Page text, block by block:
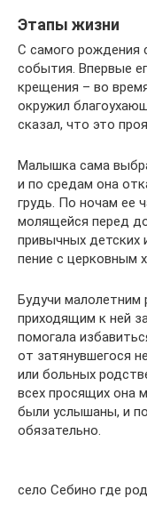
Этапы жизни
С самого рождения
события. Впервые
крещения – во
окружил
сказал, что это
Малышка сама
и по средам она
грудь. По ночам ее
молящейся перед
привычных детских
пение с церковным
Будучи малолетним
приходящим к ней
помогала
от затянувшегося
или больных
всех просящих она
были услышаны, и
обязательно.
село Себино где